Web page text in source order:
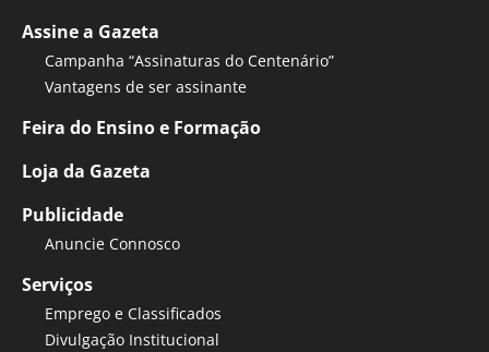
Assine a Gazeta
Campanha “Assinaturas do Centenário”
Vantagens de ser assinante
Feira do Ensino e Formação
Loja da Gazeta
Publicidade
Anuncie Connosco
Serviços
Emprego e Classificados
Divulgação Institucional